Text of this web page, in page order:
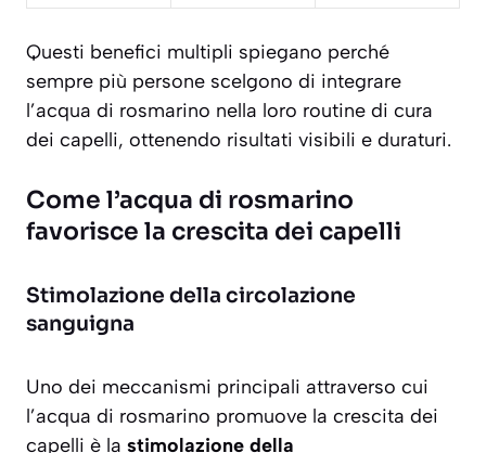
Questi benefici multipli spiegano perché
sempre più persone scelgono di integrare
l’acqua di rosmarino nella loro routine di cura
dei capelli, ottenendo risultati visibili e duraturi.
Come l’acqua di rosmarino
favorisce la crescita dei capelli
Stimolazione della circolazione
sanguigna
Uno dei meccanismi principali attraverso cui
l’acqua di rosmarino promuove la crescita dei
capelli è la stimolazione della